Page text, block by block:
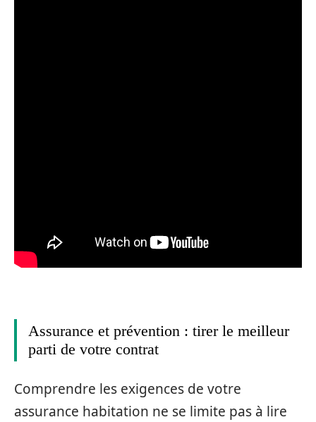
Assurance et prévention : tirer le meilleur
parti de votre contrat
Comprendre les exigences de votre
assurance habitation ne se limite pas à lire